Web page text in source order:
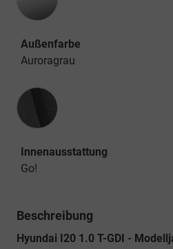
Außenfarbe
Auroragrau
Innenausstattung
Innenausstattung
Go!
Beschreibung
Hyundai I20 1.0 T-GDI -